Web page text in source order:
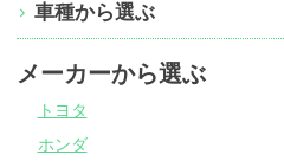
車種から選ぶ
メーカーから選ぶ
トヨタ
ホンダ